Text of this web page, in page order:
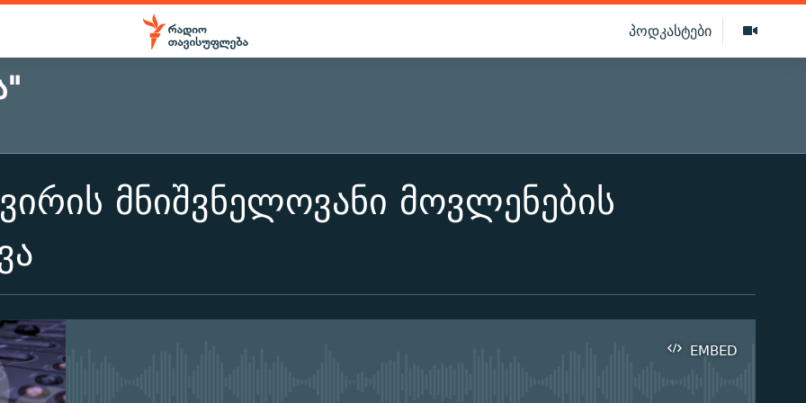
პოდკასტები
მნიშვნელოვანი მოვლენების
EMBED